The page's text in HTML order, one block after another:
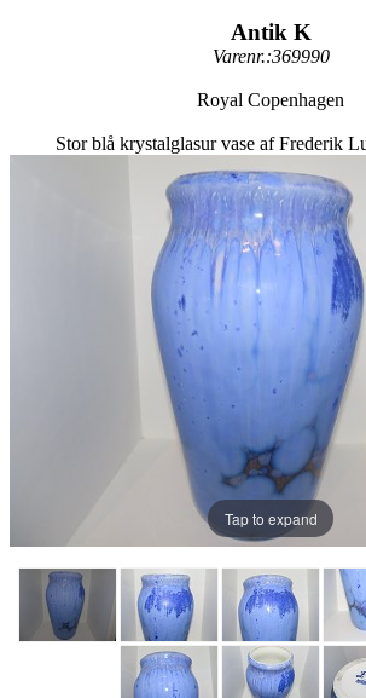
Antik K
Varenr.:369990
Royal Copenhagen
Stor blå krystalglasur vase af Frederik
Tap to expand